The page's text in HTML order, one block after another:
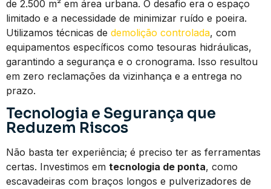
de 2.500 m² em área urbana. O desafio era o espaço
limitado e a necessidade de minimizar ruído e poeira.
Utilizamos técnicas de demolição controlada, com
equipamentos específicos como tesouras hidráulicas,
garantindo a segurança e o cronograma. Isso resultou
em zero reclamações da vizinhança e a entrega no
prazo.
Tecnologia e Segurança que
Reduzem Riscos
Não basta ter experiência; é preciso ter as ferramentas
certas. Investimos em tecnologia de ponta, como
escavadeiras com braços longos e pulverizadores de